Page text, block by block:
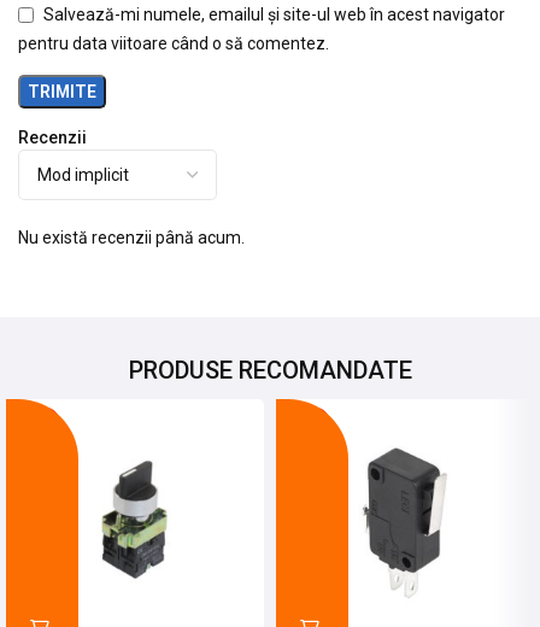
Recenzii
Nu există recenzii până acum.
Salvează-mi numele, emailul și site-ul web în acest navigator
pentru data viitoare când o să comentez.
PRODUSE RECOMANDATE